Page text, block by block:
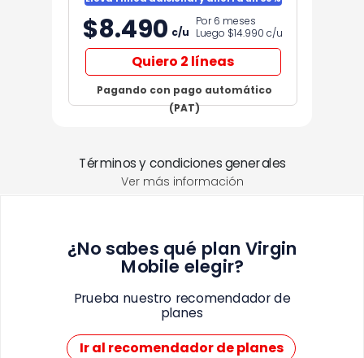
Términos y condiciones generales
Quiero 2 líneas
Pagando con pago automático
(PAT)
Por 6 meses
Luego $14.990 c/u
$8.490 c/u
Ver más información
¿No sabes qué plan Virgin
Mobile elegir?
Prueba nuestro recomendador de
planes
Ir al recomendador de planes